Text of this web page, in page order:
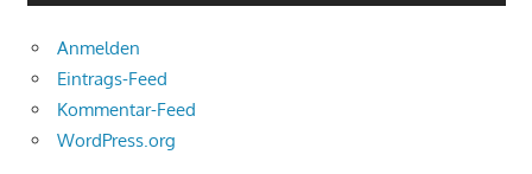
Anmelden
Eintrags-Feed
Kommentar-Feed
WordPress.org